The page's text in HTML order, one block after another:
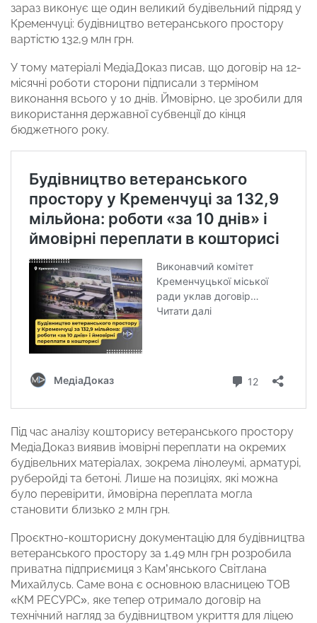
зараз виконує ще один великий будівельний підряд у
Кременчуці: будівництво ветеранського простору
вартістю 132,9 млн грн.
У тому матеріалі МедіаДоказ писав, що договір на 12-
місячні роботи сторони підписали з терміном
виконання всього у 10 днів. Ймовірно, це зробили для
використання державної субвенції до кінця
бюджетного року.
Під час аналізу кошторису ветеранського простору
МедіаДоказ виявив імовірні переплати на окремих
будівельних матеріалах, зокрема лінолеумі, арматурі,
руберойді та бетоні. Лише на позиціях, які можна
було перевірити, ймовірна переплата могла
становити близько 2 млн грн.
Проєктно-кошторисну документацію для будівництва
ветеранського простору за 1,49 млн грн розробила
приватна підприємиця з Кам’янського Світлана
Михайлусь. Саме вона є основною власницею ТОВ
«КМ РЕСУРС», яке тепер отримало договір на
технічний нагляд за будівництвом укриття для ліцею